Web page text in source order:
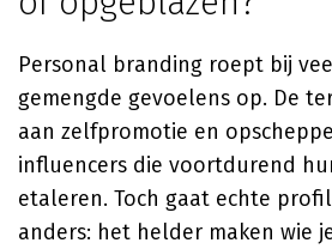
Personal branding roept bij
gemengde gevoelens op. De
aan zelfpromotie en
influencers die voortdurend
etaleren. Toch gaat echte
anders: het helder maken wie